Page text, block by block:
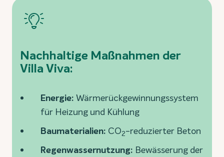
Nachhaltige Maßnahmen der
Villa Viva:
Energie: Wärmerückgewinnungssystem
für Heizung und Kühlung
Baumaterialien: CO2-reduzierter Beton
Regenwassernutzung: Bewässerung der